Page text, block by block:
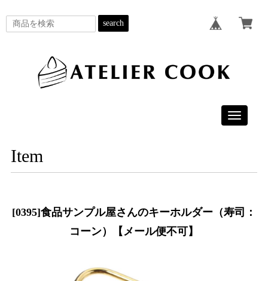
search
Toggle
Item
[0395]食品サンプル屋さんのキーホルダー（寿司：
コーン）【メール便不可】